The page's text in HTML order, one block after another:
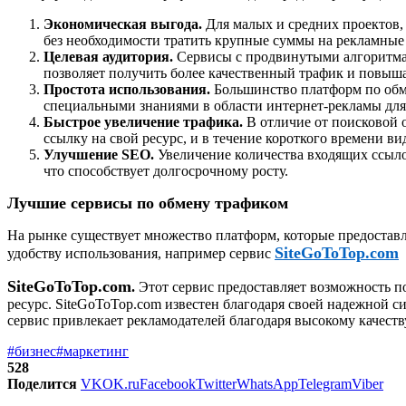
Экономическая выгода. Для малых и средних
без необходимости тратить крупные суммы на
Целевая аудитория. Сервисы с продвинутыми
позволяет получить более качественный трафик и
Простота использования. Большинство платформ по
специальными знаниями в области интернет-рекламы
Быстрое увеличение трафика. В отличие от поисковой
ссылку на свой ресурс, и в течение короткого времени
Улучшение SEO. Увеличение количества входящих
что способствует долгосрочному росту.
Лучшие сервисы по обмену трафиком
На рынке существует множество платформ, которые
удобству использования, например сервис SiteGoToTop.com
SiteGoToTop.com. Этот сервис предоставляет возможность
ресурс. SiteGoToTop.com известен благодаря своей надежной
сервис привлекает рекламодателей благодаря высокому
#бизнес#маркетинг
528
Поделится VKOK.ruFacebookTwitterWhatsAppTelegramViber